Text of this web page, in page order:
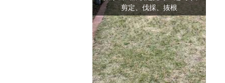
剪定、伐採、抜根